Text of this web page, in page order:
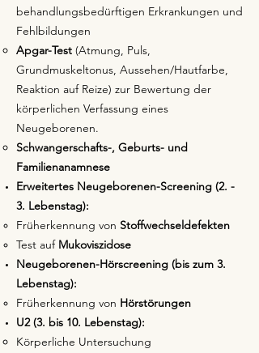
behandlungsbedürftigen Erkrankungen und
Fehlbildungen
Apgar-Test (Atmung, Puls,
Grundmuskeltonus, Aussehen/Hautfarbe,
Reaktion auf Reize) zur Bewertung der
körperlichen Verfassung eines
Neugeborenen.
Schwangerschafts-, Geburts- und
Familienanamnese
Erweitertes Neugeborenen-Screening (2. -
3. Lebenstag):
Früherkennung von Stoffwechseldefekten
Test auf Mukoviszidose
Neugeborenen-Hörscreening (bis zum 3.
Lebenstag):
Früherkennung von Hörstörungen
U2 (3. bis 10. Lebenstag):
Körperliche Untersuchung